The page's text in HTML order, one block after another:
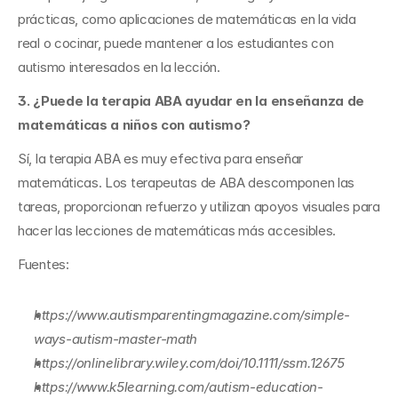
prácticas, como aplicaciones de matemáticas en la vida
real o cocinar, puede mantener a los estudiantes con
autismo interesados en la lección.
3. ¿Puede la terapia ABA ayudar en la enseñanza de
matemáticas a niños con autismo?
Sí, la terapia ABA es muy efectiva para enseñar
matemáticas. Los terapeutas de ABA descomponen las
tareas, proporcionan refuerzo y utilizan apoyos visuales para
hacer las lecciones de matemáticas más accesibles.
Fuentes:
https://www.autismparentingmagazine.com/simple-
ways-autism-master-math
https://onlinelibrary.wiley.com/doi/10.1111/ssm.12675
https://www.k5learning.com/autism-education-